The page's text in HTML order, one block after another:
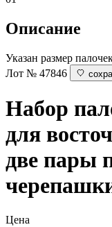
Описание
Указан размер
Лот № 47846
Набор
для
две пары
Цена